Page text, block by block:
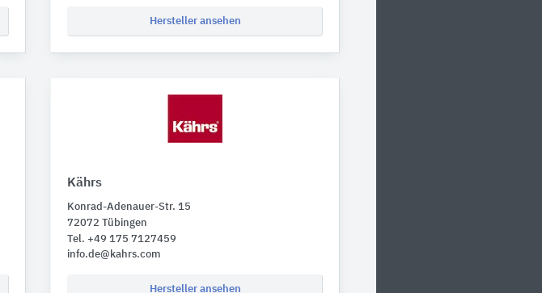
Hersteller ansehen
Kährs
Konrad-Adenauer-Str. 15
72072 Tübingen
Tel. +49 175 7127459
info.de@kahrs.com
Hersteller ansehen